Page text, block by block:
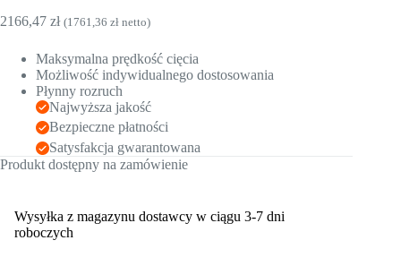
2166,47 zł (1761,36 zł netto)
Maksymalna prędkość cięcia
Możliwość indywidualnego dostosowania
Płynny rozruch
Najwyższa jakość
Bezpieczne płatności
Satysfakcja gwarantowana
Produkt dostępny na zamówienie
Wysyłka z magazynu dostawcy w ciągu 3-7 dni
roboczych